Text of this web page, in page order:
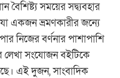
বৈশিষ্ট্য সময়ের সদ্ব্যবহার
একজন ভ্রমণকারীর জন্যে
নিজের বর্ণনার পাশাপাশি
সংযোজন বইটিকে
এই দুজন, সাংবাদিক